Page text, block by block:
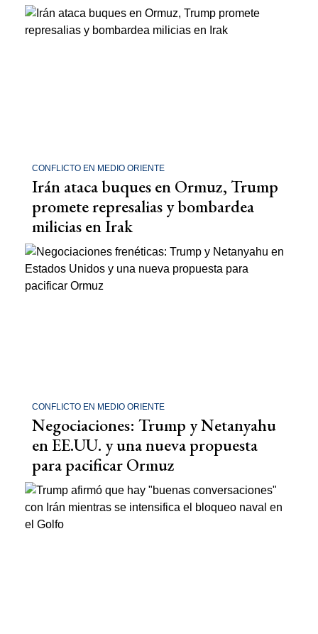
CONFLICTO EN MEDIO ORIENTE
Irán ataca buques en Ormuz, Trump
promete represalias y bombardea
milicias en Irak
CONFLICTO EN MEDIO ORIENTE
Negociaciones: Trump y Netanyahu
en EE.UU. y una nueva propuesta
para pacificar Ormuz